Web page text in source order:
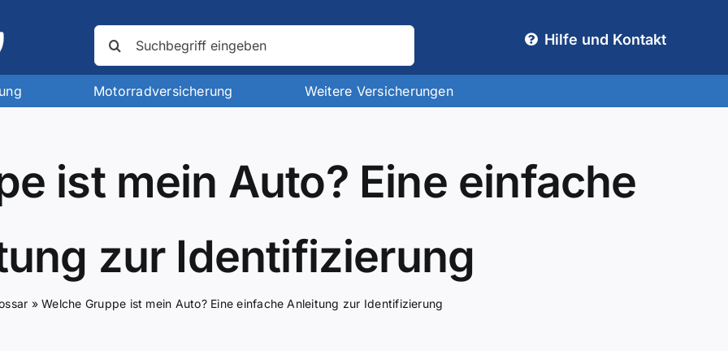
nach:
Hilfe und Kontakt
Motorradversicherung Weitere Versicherungen
ist mein Auto? Eine einfache
zur Identifizierung
»Welche Gruppe ist mein Auto? Eine einfache Anleitung zur Identifizierung